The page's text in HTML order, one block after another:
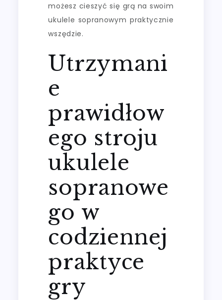
możesz cieszyć się grą na swoim
ukulele sopranowym praktycznie
wszędzie.
Utrzymani
e
prawidłow
ego stroju
ukulele
sopranowe
go w
codziennej
praktyce
gry